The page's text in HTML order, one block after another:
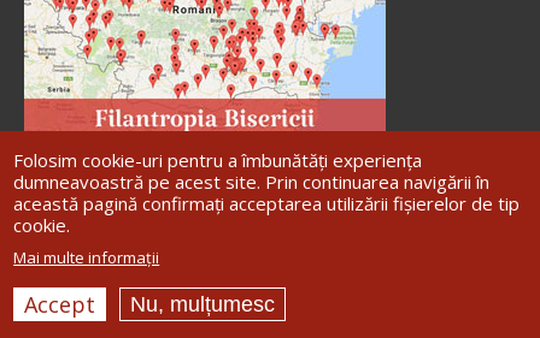
Arhiepiscopia Iașilor | ©
Romanului și Bacăului
Folosim cookie-uri pentru a îmbunătăți experiența
dumneavoastră pe acest site. Prin continuarea navigării în
această pagină confirmați acceptarea utilizării fișierelor de tip
cookie.
Mai multe informații
Accept Nu, mulțumesc